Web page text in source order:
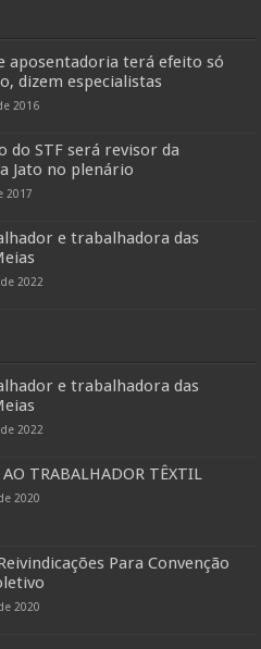
aposentadoria terá efeito só
dizem especialistas
2016
do STF será revisor da
Jato no plenário
2017
e trabalhadora das
2022
e trabalhadora das
2022
TRABALHADOR TÊXTIL
2020
Para Convenção
2020